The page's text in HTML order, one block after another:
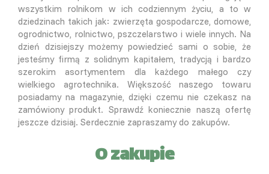
wszystkim rolnikom w ich codziennym życiu, a to w
dziedzinach takich jak: zwierzęta gospodarcze, domowe,
ogrodnictwo, rolnictwo, pszczelarstwo i wiele innych. Na
dzień dzisiejszy możemy powiedzieć sami o sobie, że
jesteśmy firmą z solidnym kapitałem, tradycją i bardzo
szerokim asortymentem dla każdego małego czy
wielkiego agrotechnika. Większość naszego towaru
posiadamy na magazynie, dzięki czemu nie czekasz na
zamówiony produkt. Sprawdź koniecznie naszą ofertę
jeszcze dzisiaj. Serdecznie zapraszamy do zakupów.
O zakupie